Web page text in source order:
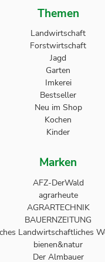
Themen
Landwirtschaft
Forstwirtschaft
Jagd
Garten
Imkerei
Bestseller
Neu im Shop
Kochen
Kinder
Marken
AFZ-DerWald
agrarheute
AGRARTECHNIK
BAUERNZEITUNG
Landwirtschaftliches
bienen&natur
Der Almbauer